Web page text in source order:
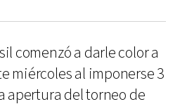
comenzó a darle color a
miércoles al imponerse 3
apertura del torneo de